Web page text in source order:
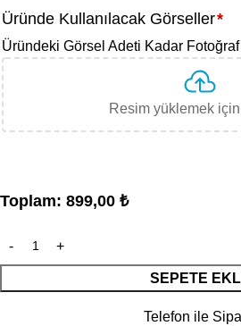
Üründe Kullanılacak Görseller*
Üründeki Görsel Adeti Kadar
Resim yüklemek için
Toplam: 899,00 ₺
SEPETE
Telefon ile